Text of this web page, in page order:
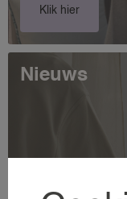
Klik hier
Nieuws
Lees meer